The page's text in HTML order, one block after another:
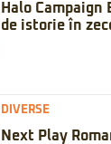
Halo Campaign
de istorie în
DIVERSE
Next Play